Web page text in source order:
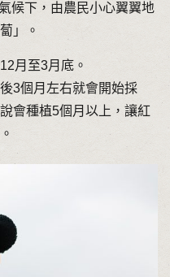
候下，由農民小心翼翼地
」。
月至3月底。
3個月左右就會開始採
會種植5個月以上，讓紅